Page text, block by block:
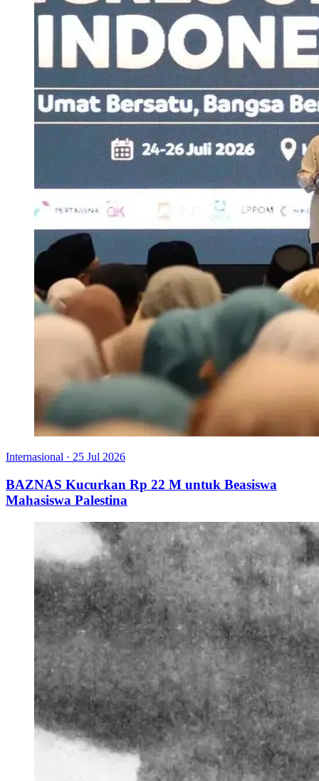
Internasional · 25 Jul 2026
BAZNAS Kucurkan Rp 22 M untuk Beasiswa
Mahasiswa Palestina